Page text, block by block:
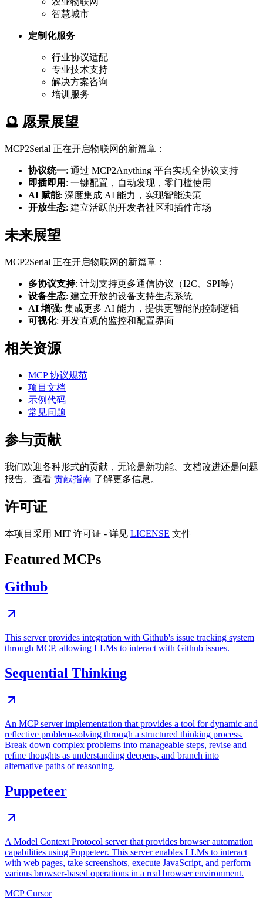
智慧城市
定制化服务
行业协议适配
专业技术支持
解决方案咨询
培训服务
🔮 愿景展望
MCP2Serial 正在开启物联网的新篇章：
协议统一: 通过 MCP2Anything 平台实现全协议支持
即插即用 : 一键配置，自动发现，零门槛使用
AI 赋能: 深度集成 AI 能力，实现智能决策
开放生态: 建立活跃的开发者社区和插件市场
未来展望
MCP2Serial 正在开启物联网的新篇章：
多协议支持: 计划支持更多通信协议（I2C、SPI等）
设备生态: 建立开放的设备支持生态系统
AI 增强: 集成更多 AI 能力，提供更智能的控制逻辑
可视化: 开发直观的监控和配置界面
相关资源
MCP 协议规范
项目文档
示例代码
常见问题
参与贡献
我们欢迎各种形式的贡献，无论是新功能、文档改进还是问题
报告。查看 贡献指南 了解更多信息。
许可证
本项目采用 MIT 许可证 - 详见 LICENSE 文件
Featured MCPs
Github
This server provides integration with Github's issue tracking system
through MCP, allowing LLMs to interact with Github issues.
Sequential Thinking
An MCP server implementation that provides a tool for dynamic and
reflective problem-solving through a structured thinking process.
Break down complex problems into manageable steps, revise and
refine thoughts as understanding deepens, and branch into
alternative paths of reasoning.
Puppeteer
A Model Context Protocol server that provides browser automation
capabilities using Puppeteer. This server enables LLMs to interact
with web pages, take screenshots, execute JavaScript, and perform
various browser-based operations in a real browser environment.
MCP Cursor